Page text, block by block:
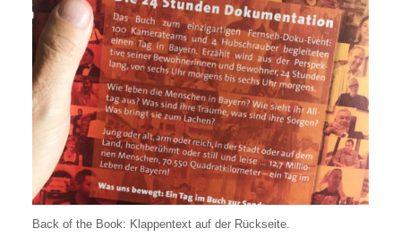
Back of the Book: Klappentext auf der Rückseite.